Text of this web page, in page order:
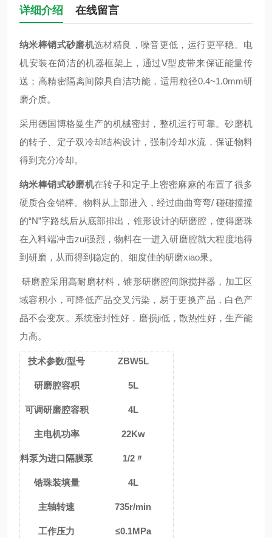
详细介绍 在线留言
纳米棒销式砂磨机选材精良，噪音更低，运行更平稳。电
机安装在简洁的机器框架上，通过V型皮带来保证能量传
送；高精密隔离间隙具自洁功能，适用粒径0.4~1.0mm研
磨介质。
采用德国博格曼生产的机械密封，整机运行可靠。砂磨机
的转子、定子双冷却结构设计，强制冷却水流，保证物料
得到充分冷却。
纳米棒销式砂磨机在转子和定子上密密麻麻的布置了很多
硬质合金销棒。物料从上部进入，经过曲曲弯弯/ 碰碰撞撞
的“N”字路线后从底部排出，锥形设计的研磨腔，使得磨珠
在入料端冲击zui强烈，物料在一进入研磨腔就大程度地得
到研磨，从而得到稳定的、细度佳的研磨xiao果。
研磨腔采用高耐磨材料，锥形研磨腔间隙搅拌器，加工区
域容积小，可降低产品交叉污染，易于更换产品，白色产
品不会变灰。系统密封性好，磨损ji低，散热性好，生产能
力高。
技术参数/型号 ZBW5L
研磨腔容积 5L
可调研磨腔容积 4L
主电机功率 22Kw
料泵为进口隔膜泵 1/2〃
锆珠装填量 4L
主轴转速 735r/min
工作压力 ≤0.1MPa